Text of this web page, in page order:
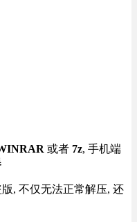
或者 7z, 手机端
, 不仅无法正常解压, 还